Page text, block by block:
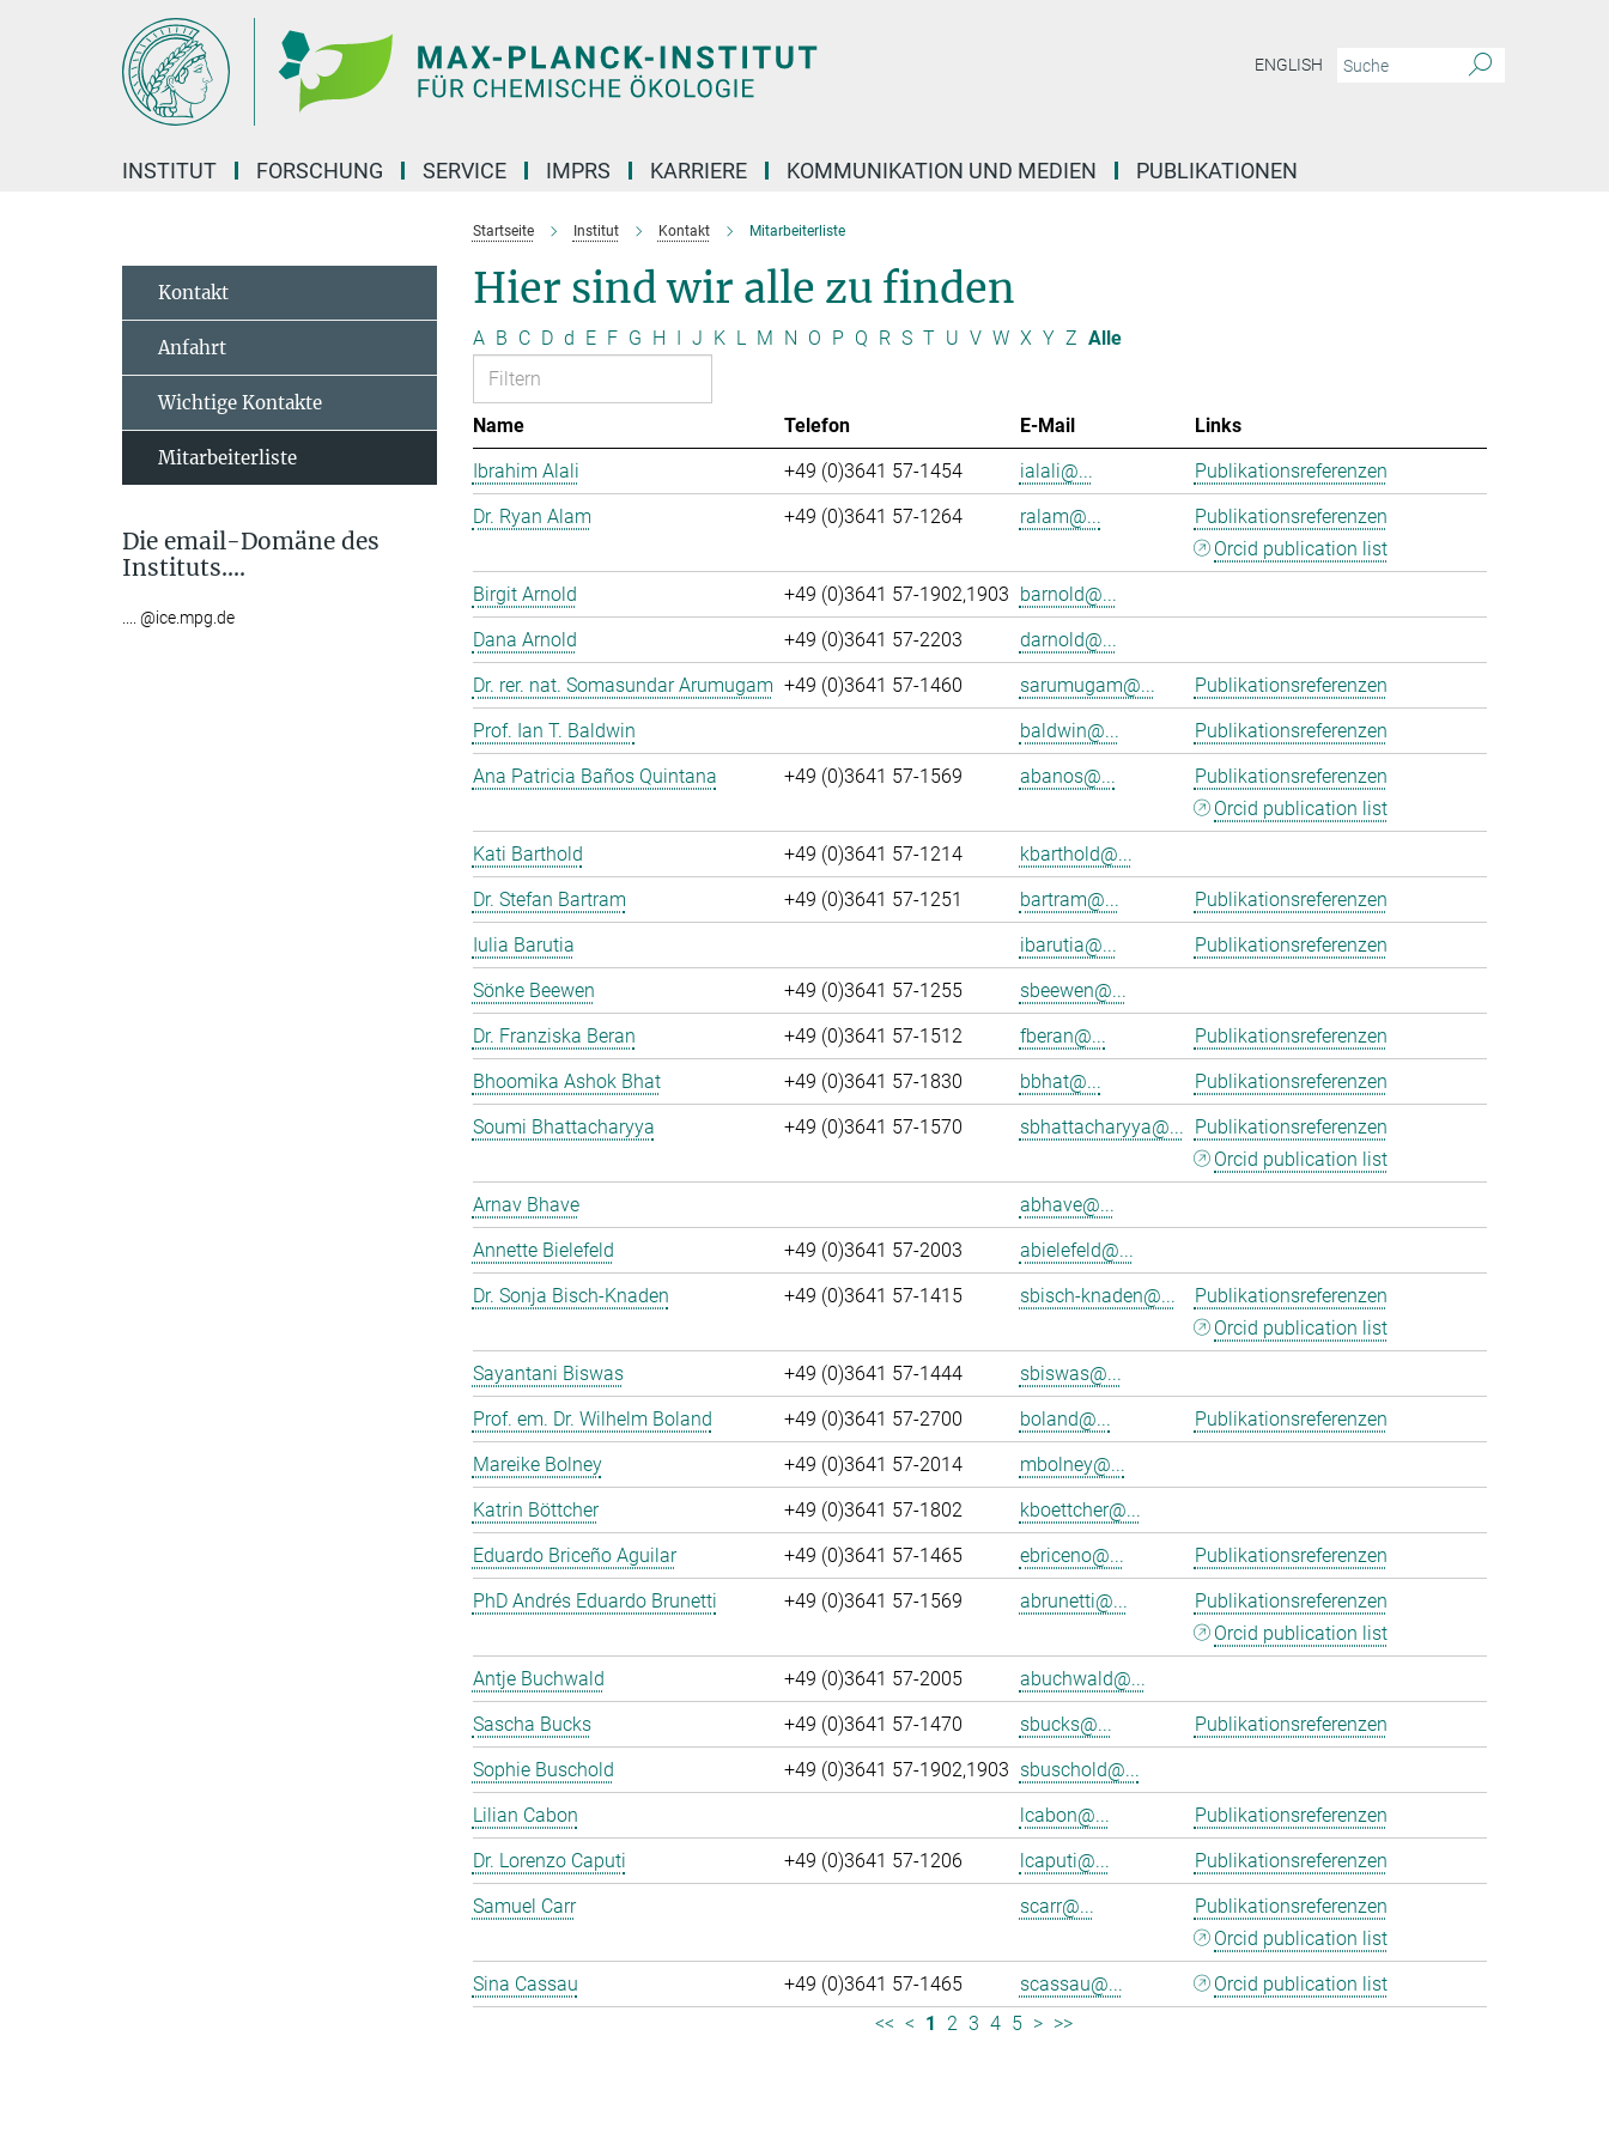
ENGLISH
INSTITUT FORSCHUNG SERVICE IMPRS KARRIERE KOMMUNIKATION UND MEDIEN PUBLIKATIONEN
Startseite Institut Kontakt Mitarbeiterliste
Hier sind wir alle zu finden
A B C D d E F G H I J K L M N O P Q R S T U V W X Y Z Alle
Name Telefon E-Mail
Links
Ibrahim Alali
+49 (0)3641 57-1454 ialali@...
Publikationsreferenzen
Dr. Ryan Alam
+49 (0)3641 57-1264 ralam@...
Publikationsreferenzen
Orcid publication list
Birgit Arnold
+49 (0)3641 57-1902,1903 barnold@...
Dana Arnold
+49 (0)3641 57-2203
darnold@...
Dr. rer. nat. Somasundar Arumugam +49 (0)3641 57-1460 sarumugam@...
Publikationsreferenzen
Prof. Ian T. Baldwin
baldwin@...
Publikationsreferenzen
Ana Patricia Baños Quintana
+49 (0)3641 57-1569 abanos@...
Publikationsreferenzen
Orcid publication list
Kati Barthold
+49 (0)3641 57-1214
kbarthold@...
Dr. Stefan Bartram
+49 (0)3641 57-1251 bartram@...
Publikationsreferenzen
Iulia Barutia
ibarutia@...
Publikationsreferenzen
Sönke Beewen
+49 (0)3641 57-1255
sbeewen@...
Dr. Franziska Beran
+49 (0)3641 57-1512 fberan@...
Publikationsreferenzen
Bhoomika Ashok Bhat
+49 (0)3641 57-1830 bbhat@...
Publikationsreferenzen
Soumi Bhattacharyya
+49 (0)3641 57-1570 sbhattacharyya@... Publikationsreferenzen
Orcid publication list
Arnav Bhave
abhave@...
Annette Bielefeld
+49 (0)3641 57-2003
abielefeld@...
Dr. Sonja Bisch-Knaden
+49 (0)3641 57-1415 sbisch-knaden@...
Publikationsreferenzen
Orcid publication list
Sayantani Biswas
+49 (0)3641 57-1444
sbiswas@...
Prof. em. Dr. Wilhelm Boland
+49 (0)3641 57-2700 boland@...
Publikationsreferenzen
Mareike Bolney
+49 (0)3641 57-2014
mbolney@...
Katrin Böttcher
+49 (0)3641 57-1802
kboettcher@...
Eduardo Briceño Aguilar
+49 (0)3641 57-1465 ebriceno@...
Publikationsreferenzen
PhD Andrés Eduardo Brunetti
+49 (0)3641 57-1569 abrunetti@...
Publikationsreferenzen
Orcid publication list
Antje Buchwald
+49 (0)3641 57-2005
abuchwald@...
Sascha Bucks
+49 (0)3641 57-1470 sbucks@...
Publikationsreferenzen
Sophie Buschold
+49 (0)3641 57-1902,1903 sbuschold@...
Lilian Cabon
lcabon@...
Publikationsreferenzen
Dr. Lorenzo Caputi
+49 (0)3641 57-1206 lcaputi@...
Publikationsreferenzen
Samuel Carr
scarr@...
Publikationsreferenzen
Orcid publication list
Sina Cassau
+49 (0)3641 57-1465 scassau@...
Orcid publication list
<< < 1 2 3 4 5 > >>
Kontakt
Anfahrt
Wichtige Kontakte
Mitarbeiterliste
Die email-Domäne des
Instituts....
.... @ice.mpg.de